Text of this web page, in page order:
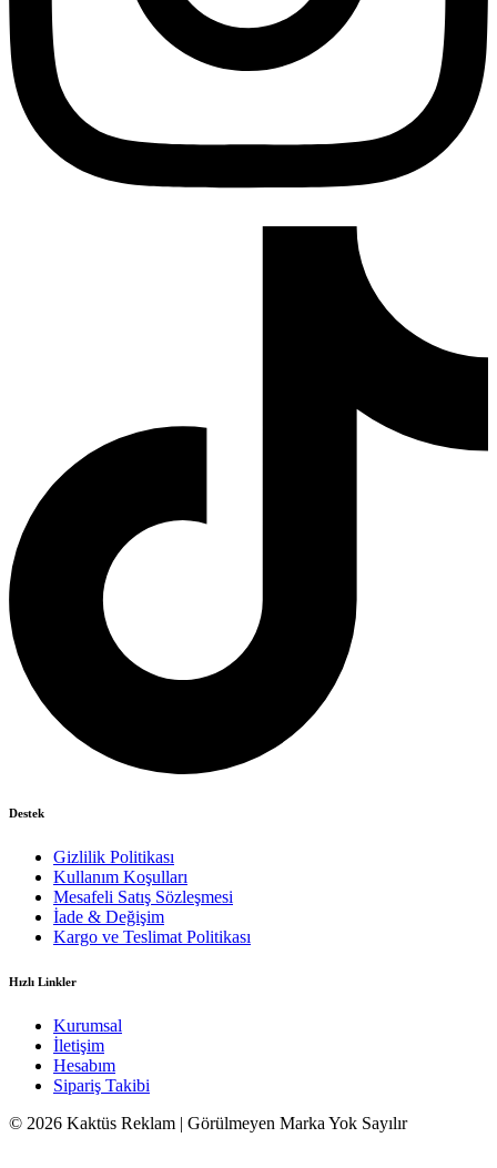
Destek
Gizlilik Politikası
Kullanım Koşulları
Mesafeli Satış Sözleşmesi
İade & Değişim
Kargo ve Teslimat Politikası
Hızlı Linkler
Kurumsal
İletişim
Hesabım
Sipariş Takibi
© 2026 Kaktüs Reklam | Görülmeyen Marka Yok Sayılır